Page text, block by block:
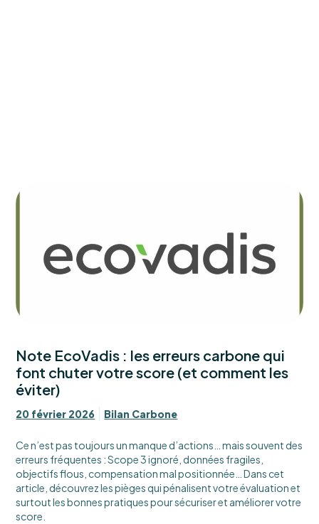
Note EcoVadis : les erreurs carbone qui
font chuter votre score (et comment les
éviter)
20 février 2026 Bilan Carbone
Ce n’est pas toujours un manque d’actions… mais souvent des
erreurs fréquentes : Scope 3 ignoré, données fragiles,
objectifs flous, compensation mal positionnée… Dans cet
article, découvrez les pièges qui pénalisent votre évaluation et
surtout les bonnes pratiques pour sécuriser et améliorer votre
score.